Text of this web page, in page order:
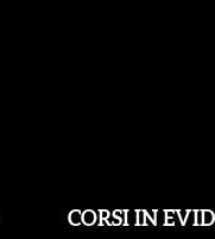
CORSI IN